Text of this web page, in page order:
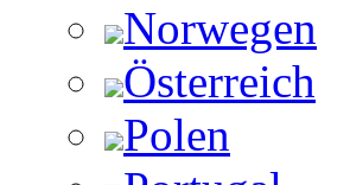
Norwegen
Österreich
Polen